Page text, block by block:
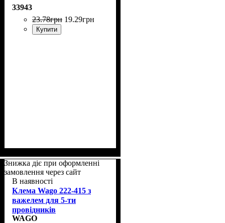
33943
23.78грн 19.29грн
Купити
Знижка діє при оформленні
замовлення через сайт
В наявності
Клема Wago 222-415 з
важелем для 5-ти
провідників
WAGO